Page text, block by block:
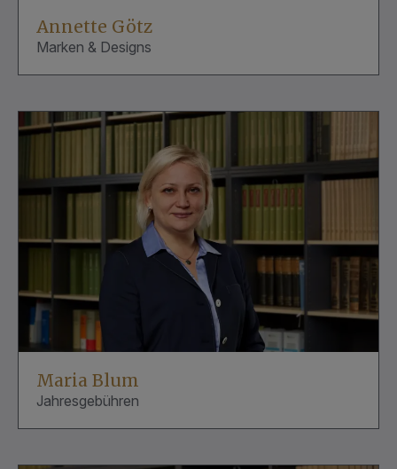
Annette Götz
Marken & Designs
Maria Blum
Jahresgebühren